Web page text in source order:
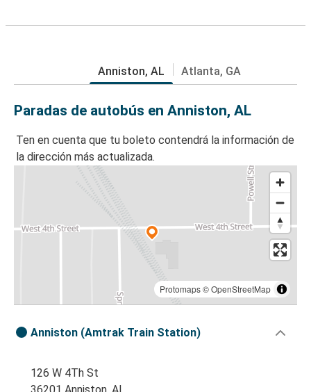
Anniston, AL Atlanta, GA
Paradas de autobús en Anniston, AL
Ten en cuenta que tu boleto contendrá la información de
la dirección más actualizada.
Protomaps©OpenStreetMap
Anniston (Amtrak Train Station)
126 W 4Th St